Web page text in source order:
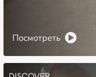
Посмотреть